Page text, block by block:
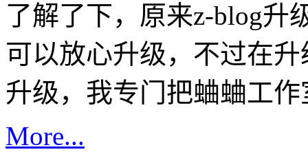
了解了下，原来z-blog升
可以放心升级，不过在
升级，我专门把蛐蛐工
More...